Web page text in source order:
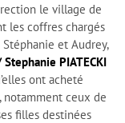
le village de
les coffres chargés
et Audrey,
Stephanie PIATECKI
ont acheté
notamment ceux de
filles destinées